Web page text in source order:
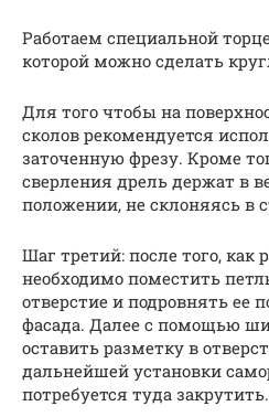
Работаем специальной
которой можно сделать
Для того чтобы на
сколов рекомендуется
заточенную фрезу. Кроме
сверления дрель держат в
положении, не склоняясь в
Шаг третий: после того, как
необходимо поместить
отверстие и подровнять ее
фасада. Далее с помощью
оставить разметку в
дальнейшей установки
потребуется туда закрутить.